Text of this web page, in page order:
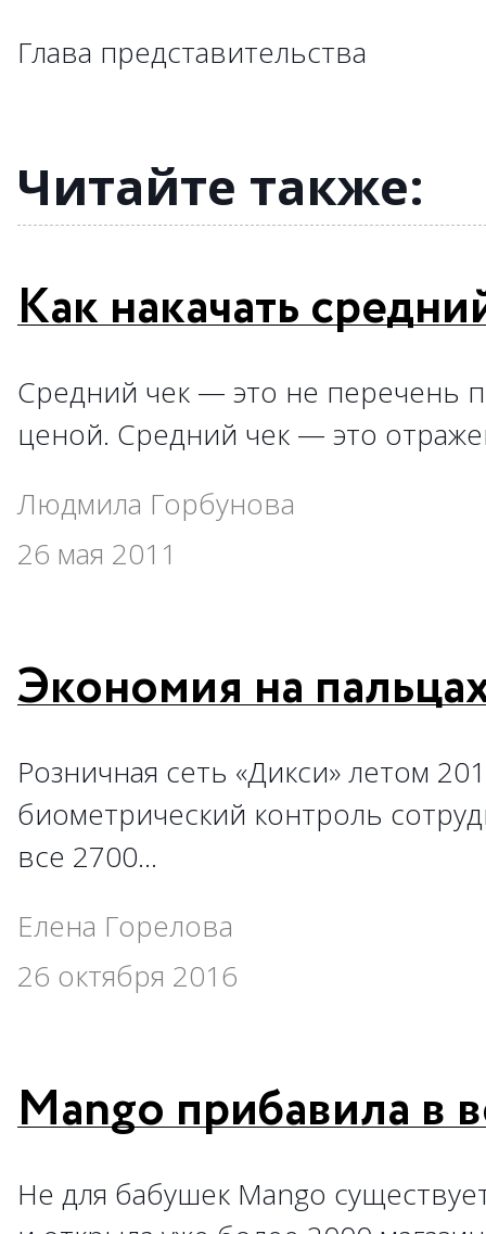
Глава представительства
→
→
→
→
→
→
→
Читайте также:
Как накачать
Средний чек — это не перечень
ценой. Средний чек — это
Людмила Горбунова
26 мая 2011
Экономия на
Розничная сеть «Дикси» летом
биометрический контроль
все 2700…
Елена Горелова
26 октября 2016
Mango прибавила в
Не для бабушек Mango